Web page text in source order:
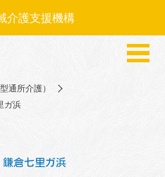
介護支援機構
通所介護）
ガ浜
倉七里ガ浜